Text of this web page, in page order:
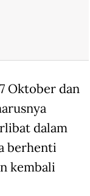
Oktober dan
dalam
berhenti
kembali